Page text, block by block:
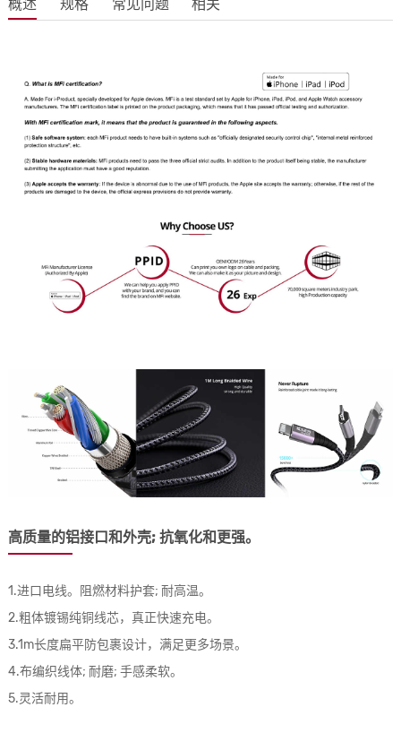
概述 规格 常见问题 相关
高质量的铝接口和外壳; 抗氧化和更强。
1.进口电线。阻燃材料护套; 耐高温。
2.粗体镀锡纯铜线芯，真正快速充电。
3.1m长度扁平防包裹设计，满足更多场景。
4.布编织线体; 耐磨; 手感柔软。
5.灵活耐用。